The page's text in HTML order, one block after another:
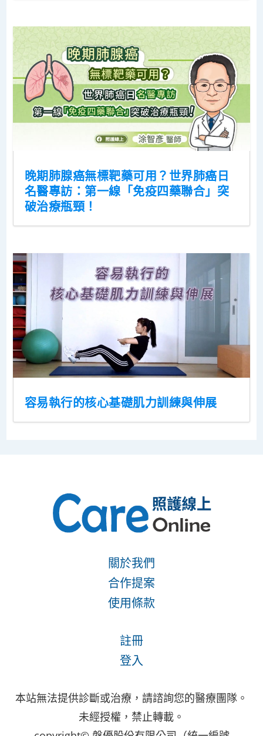
晚期肺腺癌無標靶藥可用？世界肺癌日
名醫專訪：第一線「免疫四藥聯合」突
破治療瓶頸！
容易執行的核心基礎肌力訓練與伸展
關於我們
合作提案
使用條款
註冊
登入
本站無法提供診斷或治療，請諮詢您的醫療團隊。
未經授權，禁止轉載。